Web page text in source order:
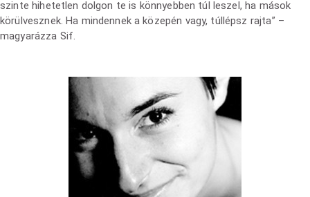
szinte hihetetlen dolgon te is könnyebben túl leszel, ha mások
körülvesznek. Ha mindennek a közepén vagy, túllépsz rajta” –
magyarázza Sif.